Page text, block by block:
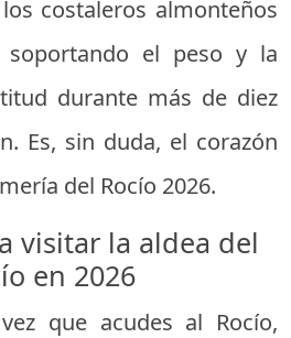
costaleros almonteños
soportando el peso y la
durante más de diez
Es, sin duda, el corazón
del Rocío 2026.
visitar la aldea del
en 2026
que acudes al Rocío,